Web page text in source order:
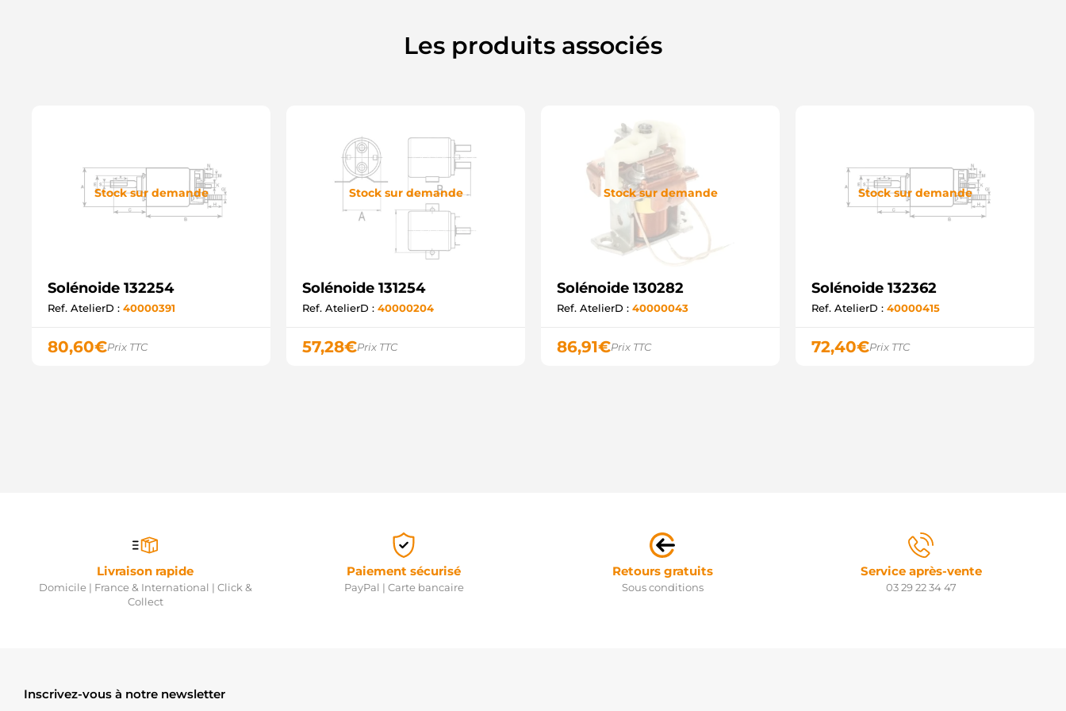
Les produits associés
Stock sur demande
Solénoide 132254
Ref. AtelierD : 40000391
80,60€Prix TTC
Stock sur demande
Solénoide 131254
Ref. AtelierD : 40000204
57,28€Prix TTC
Stock sur demande
Solénoide 130282
Ref. AtelierD : 40000043
86,91€Prix TTC
Stock sur demande
Solénoide 132362
Ref. AtelierD : 40000415
72,40€Prix TTC
Livraison rapide
Domicile | France & International | Click &
Collect
Paiement sécurisé
PayPal | Carte bancaire
Retours gratuits
Sous conditions
Service après-vente
03 29 22 34 47
Inscrivez-vous à notre newsletter